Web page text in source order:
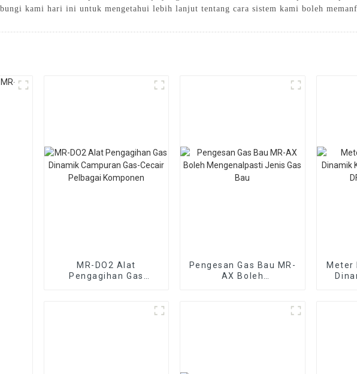
kami hari ini untuk mengetahui lebih lanjut tentang cara sistem kami boleh
MR-DO2 Alat
Pengagihan Gas
Pengesan Gas Bau MR-
AX Boleh
Meter